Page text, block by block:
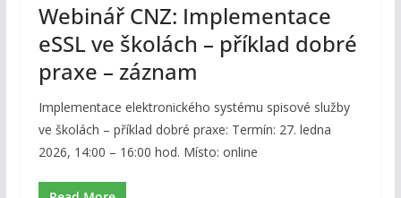
Webinář CNZ: Implementace
eSSL ve školách – příklad dobré
praxe – záznam
Implementace elektronického systému spisové služby
ve školách – příklad dobré praxe: Termín: 27. ledna
2026, 14:00 – 16:00 hod. Místo: online